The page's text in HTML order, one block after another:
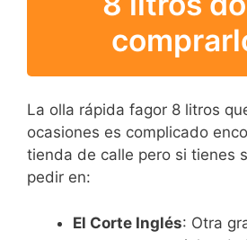
La olla rápida fagor 8 litros
ocasiones es complicado
tienda de calle pero si tienes
pedir en:
El Corte Inglés: Otra